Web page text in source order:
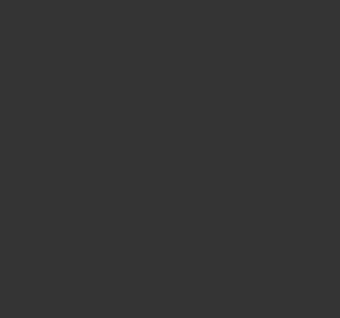
sich Alkohol-
trinken möchten
Funktionen, Analysen und klare
bewusst zu reduzieren.
einer Behandlung
nach einem Entzug oder einer
dabei helfen, abstinent zu bleiben.
Unterstützung suchen